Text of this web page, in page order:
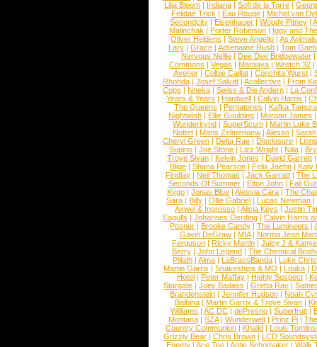
Lilja Bloom | Indiana | Sofi de la Torre |
Felidae Trick | Eau Rouge | Michel van
Secondcity |Eisenhauer |Woody Pitney |
Malinchak |Porter Robinson | Iggy and
Oliver Heldens |Steve Angello |As Animals
Lary | Grace | Adrenaline Rush | Tom
Nervous Nellie | Dee Dee Bridgewater |
Commons |Vegas |Maraaya |Wretch 32 |
Avener | Colbie Caillat | Conchita Wurst |
Rhonda | Josef Salvat | Acollective | From
Cops | Nneka | Swiss & Die Andern | La
Years & Years |Hardwell |Calvin Harris |
The Queens | Pentatones | Kafka Tamura
Nightwish |Ellie Goulding |Morgan James
Wunderkynd | SuperScum | Martin Luke
Nottet |Mans Zelmerloew |Alesso |
Cheryl Green |Delta Rae |Disclosure |
Supino |Joe Stone |Lizz Wright |Niila |
Troye Sivan | Kelvin Jones | David Garrett
Blige | Shana Pearson | Felix Jaehn | Katy
Findlay |Neil Thomas |Jack Garratt |The
Seconds Of Summer |Elton John |Fall
Kygo |Jonas Blue |Alessia Cara |The
Sara |Billy |Ollie Gabriel |Lucas Newman |
Axwel & Ingrosso | Alicia Keys | Justin
Eagulls |Johannes Oerding |Calvin Harris
Posner |Brooke Candy |The Lumineers |
Gavin DeGraw | MIA| Norma Jean
Ferguson | Ricky Martin | Juicy J &
Berry | John Legend | The Chemical
Pillath |Alma |LaBrassBanda |Luke
Martin Garrix | Snakeships & MO | Louka |
Hotel | Peter Maffay | Highly Suspect |
Stargate |Joey Badass |Gretta Ray |
Brandenstein |Jennifer Hudson |Noah
Balbina | Martin Garrix & Troye Sivan |
Williams |AC DC |dePresno |Superfruit |
Montana |SZA|Wunderwelt |Prinz Pi |
Country Communion | Khalid | Louis
Grizzly Bear | Chris Brown | LCD
Enemy | Ace Tee | Antje Schomaker | Walk